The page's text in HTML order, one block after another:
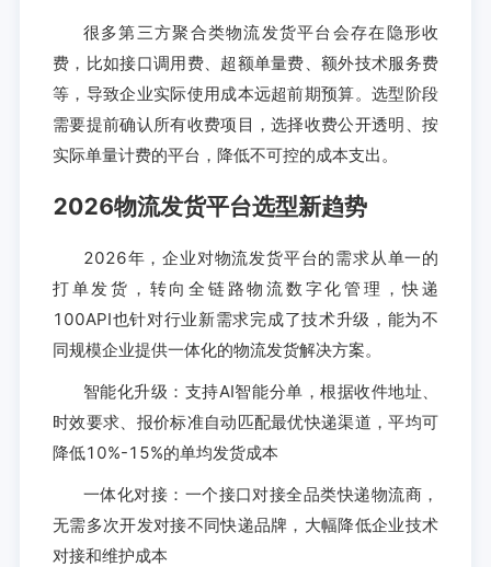
很多第三方聚合类物流发货平台会存在隐形收
费，比如接口调用费、超额单量费、额外技术服务费
等，导致企业实际使用成本远超前期预算。选型阶段
需要提前确认所有收费项目，选择收费公开透明、按
实际单量计费的平台，降低不可控的成本支出。
2026物流发货平台选型新趋势
2026年，企业对物流发货平台的需求从单一的
打单发货，转向全链路物流数字化管理，快递
100API也针对行业新需求完成了技术升级，能为不
同规模企业提供一体化的物流发货解决方案。
智能化升级：支持AI智能分单，根据收件地址、
时效要求、报价标准自动匹配最优快递渠道，平均可
降低10%-15%的单均发货成本
一体化对接：一个接口对接全品类快递物流商，
无需多次开发对接不同快递品牌，大幅降低企业技术
对接和维护成本